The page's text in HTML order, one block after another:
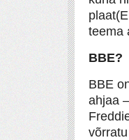
teema
BBE?
BBE
ahjaa